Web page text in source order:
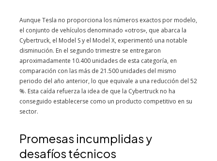
Aunque Tesla no proporciona los números exactos por modelo,
el conjunto de vehículos denominado «otros», que abarca la
Cybertruck, el Model S y el Model X, experimentó una notable
disminución. En el segundo trimestre se entregaron
aproximadamente 10.400 unidades de esta categoría, en
comparación con las más de 21.500 unidades del mismo
periodo del año anterior, lo que equivale a una reducción del 52
%. Esta caída refuerza la idea de que la Cybertruck no ha
conseguido establecerse como un producto competitivo en su
sector.
Promesas incumplidas y
desafíos técnicos